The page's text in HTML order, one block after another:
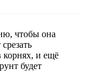
чтобы она
корнях, и ещё
будет